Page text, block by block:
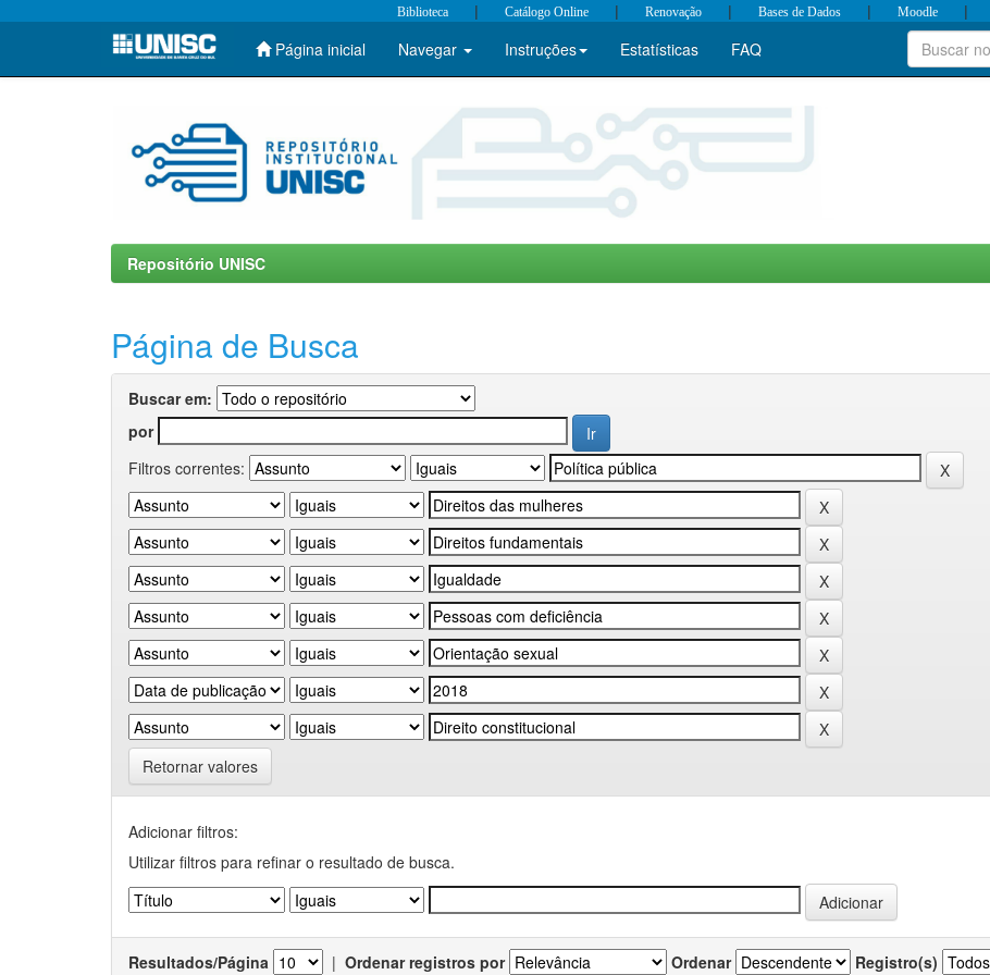
Skip
Biblioteca | Catálogo Online | Renovação | Bases de Dados | Moodle |
Página inicial Navegar Instruções Estatísticas FAQ
Repositório UNISC
Página de Busca
Buscar em:
por
Filtros correntes:
Retornar valores
Adicionar filtros:
Utilizar filtros para refinar o resultado de busca.
Resultados/Página | Ordenar registros por Ordenar Registro(s)